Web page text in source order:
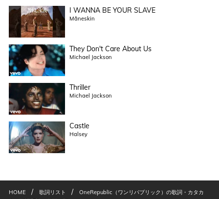
I WANNA BE YOUR SLAVE
Måneskin
They Don't Care About Us
Michael Jackson
Thriller
Michael Jackson
Castle
Halsey
HOME / 歌詞リスト /
OneRepublic（ワンリパブリック）の歌詞・カタカ